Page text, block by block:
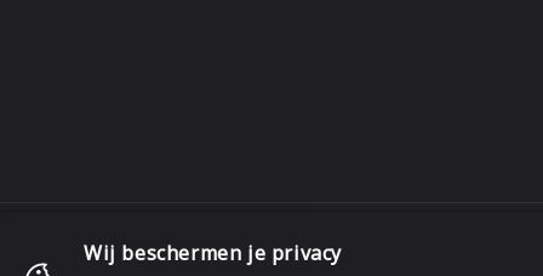
Wij beschermen je privacy